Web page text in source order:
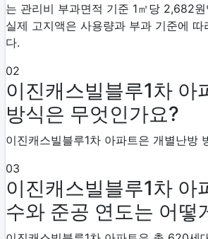
는 관리비 부과면적 기준 1㎡당 2,682
실제 고지액은 사용량과 부과 기준에 따
다.
02
이진캐스빌블루1차 아
방식은 무엇인가요?
이진캐스빌블루1차 아파트은 개별난방
03
이진캐스빌블루1차 아
수와 준공 연도는 어떻